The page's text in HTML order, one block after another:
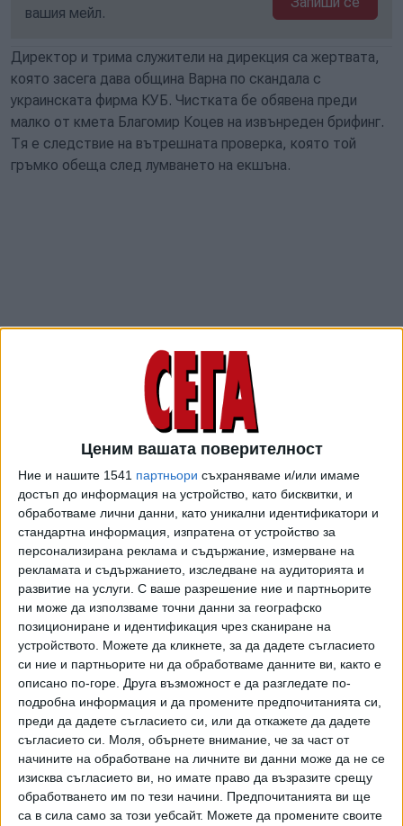
Ценим вашата поверителност
Ние и нашите 1541 партньори съхраняваме и/или имаме
достъп до информация на устройство, като бисквитки, и
обработваме лични данни, като уникални идентификатори и
стандартна информация, изпратена от устройство за
персонализирана реклама и съдържание, измерване на
рекламата и съдържанието, изследване на аудиторията и
развитие на услуги. С ваше разрешение ние и партньорите
ни може да използваме точни данни за географско
позициониране и идентификация чрез сканиране на
устройството. Можете да кликнете, за да дадете съгласието
си ние и партньорите ни да обработваме данните ви, както е
описано по-горе. Друга възможност е да разгледате по-
подробна информация и да промените предпочитанията си,
преди да дадете съгласието си, или да откажете да дадете
съгласието си.
Моля, обърнете внимание, че за част от
начините на обработване на личните ви данни може да не се
изисква съгласието ви, но имате право да възразите срещу
обработването им по тези начини. Предпочитанията ви ще
са в сила само за този уебсайт. Можете да промените своите
вашия мейл.
Директор и трима служители на дирекция са жертвата,
която засега дава община Варна по скандала с
украинската фирма КУБ. Чистката бе обявена преди
малко от кмета Благомир Коцев на извънреден брифинг.
Тя е следствие на вътрешната проверка, която той
гръмко обеща след лумването на екшъна.
Визираната дирекция е „Управление на сигурността и
контрола на обществения ред”. Тя отговаря за
строителния контрол на общината. Уволнен
дисциплинарно е шефът ѝ Александър Драгнев. Според
Коцев, срещу Драгнев е стартирано дисциплинарно
производство месец преди скандала. Тримата редови
служители сами подали молби за освобождаване след
установени в работата им нарушения.
Вината е, че след проверка на терен в началото на 2025
г., инициирана от самия Коцев (подчертано от него на
брифинга), липсвала докладна, задето достъпът на
общинарите бил възпрепятстван. Докладна имало от
район "Приморски", не от дирекцията. "Никой не ме е
уведомил, че трябва да се сезира МВР, за да осигури
този достъп. Никой в общината, освен хората, които са
били на проверката, не са разбрали", каза Коцев. Освен
това не били направени достатъчно проверки на обекта
на КУБ, координацията не била на ниво.